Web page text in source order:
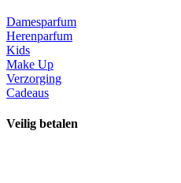
Damesparfum
Herenparfum
Kids
Make Up
Verzorging
Cadeaus
Veilig betalen